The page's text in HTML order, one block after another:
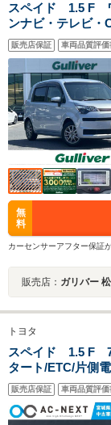
スペイド 1.5 F
ンナビ・テレビ・
ラ・片側パワース
ト・シートカバー
販売店保証 車両品質評価
無
料
カーセンサーアフター保証
販売店： ガリバー
トヨタ
スペイド 1.5 F 7
タート/ETC/片側
プ/電動格納ミラー
キー/キーレス/ス
販売店保証 車両品質評価